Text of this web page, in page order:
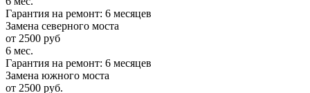
Гарантия на ремонт: 6 месяцев
Замена северного моста
от 2500 руб
6 мес.
Гарантия на ремонт: 6 месяцев
Замена южного моста
от 2500 руб.